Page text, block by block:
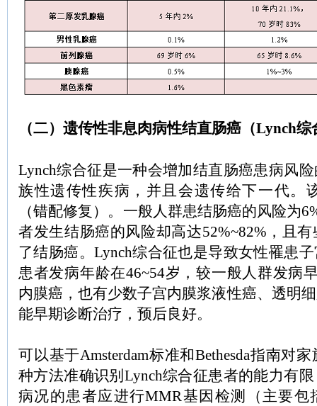
（二）遗传性非息肉病性结直肠癌（Lynch综
Lynch综合征是一种会增加结直肠癌患病风
族性遗传性疾病，并且会遗传给下一代。
（错配修复）。一般人群患结肠癌的风险为
者发生结肠癌的风险却高达52%~82%，且
了结肠癌。Lynch综合征也是导致女性罹患
患者发病年龄在46~54岁，较一般人群发病
内膜癌，也有少数子宫内膜浆液性癌、透明
能早期诊断治疗，预后良好。
可以基于Amsterdam标准和Bethesda指南对
种方法准确识别Lynch综合征患者的能力有
病况的患者应进行MMR基因检测（主要包